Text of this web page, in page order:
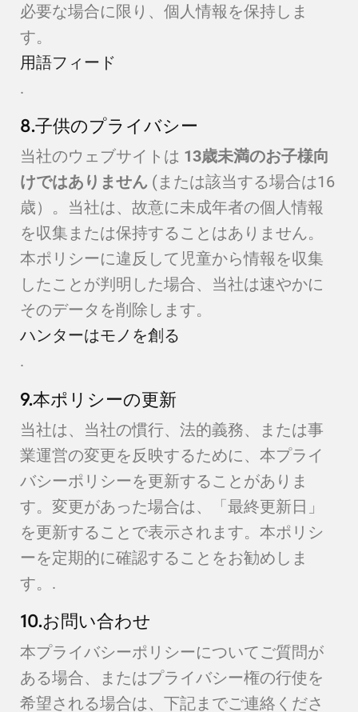
必要な場合に限り、個人情報を保持しま
す。
用語フィード
.
8.子供のプライバシー
当社のウェブサイトは 13歳未満のお子様向
けではありません (または該当する場合は16
歳）。当社は、故意に未成年者の個人情報
を収集または保持することはありません。
本ポリシーに違反して児童から情報を収集
したことが判明した場合、当社は速やかに
そのデータを削除します。
ハンターはモノを創る
.
9.本ポリシーの更新
当社は、当社の慣行、法的義務、または事
業運営の変更を反映するために、本プライ
バシーポリシーを更新することがありま
す。変更があった場合は、「最終更新日」
を更新することで表示されます。本ポリシ
ーを定期的に確認することをお勧めしま
す。.
10.お問い合わせ
本プライバシーポリシーについてご質問が
ある場合、またはプライバシー権の行使を
希望される場合は、下記までご連絡くださ